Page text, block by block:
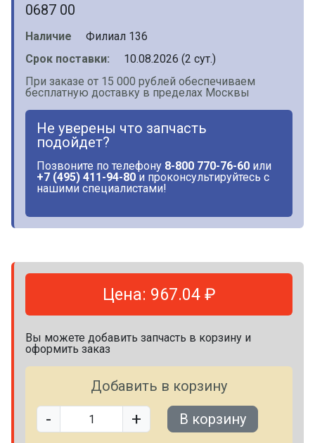
0687 00
Наличие
Филиал 136
Срок поставки:
10.08.2026 (2 сут.)
При заказе от 15 000 рублей обеспечиваем
бесплатную доставку в пределах Москвы
Не уверены что запчасть
подойдет?
Позвоните по телефону 8-800 770-76-60 или
+7 (495) 411-94-80 и проконсультируйтесь с
нашими специалистами!
Цена: 967.04 ₽
Вы можете добавить запчасть в корзину и
оформить заказ
Добавить в корзину
- + В корзину